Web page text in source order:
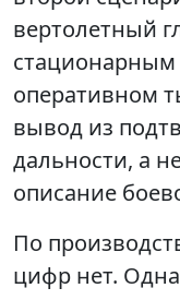
вертолетный
оперативном
вывод из
дальности, а
описание
По
цифр нет.